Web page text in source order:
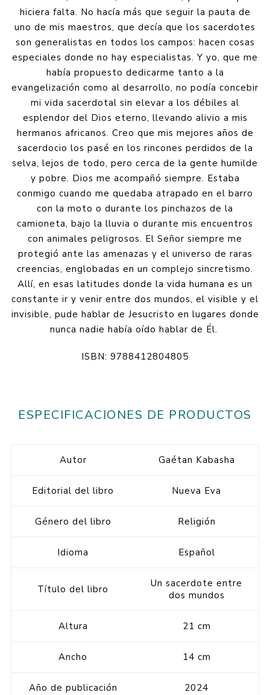
hiciera falta. No hacía más que seguir la pauta de
uno de mis maestros, que decía que los sacerdotes
son generalistas en todos los campos: hacen cosas
especiales donde no hay especialistas. Y yo, que me
había propuesto dedicarme tanto a la
evangelización como al desarrollo, no podía concebir
mi vida sacerdotal sin elevar a los débiles al
esplendor del Dios eterno, llevando alivio a mis
hermanos africanos. Creo que mis mejores años de
sacerdocio los pasé en los rincones perdidos de la
selva, lejos de todo, pero cerca de la gente humilde
y pobre. Dios me acompañó siempre. Estaba
conmigo cuando me quedaba atrapado en el barro
con la moto o durante los pinchazos de la
camioneta, bajo la lluvia o durante mis encuentros
con animales peligrosos. El Señor siempre me
protegió ante las amenazas y el universo de raras
creencias, englobadas en un complejo sincretismo.
Allí, en esas latitudes donde la vida humana es un
constante ir y venir entre dos mundos, el visible y el
invisible, pude hablar de Jesucristo en lugares donde
nunca nadie había oído hablar de Él.
ISBN: 9788412804805
ESPECIFICACIONES DE PRODUCTOS
Autor Gaétan Kabasha
Editorial del libro Nueva Eva
Género del libro Religión
Idioma Español
Título del libro
Un sacerdote entre
dos mundos
Altura 21 cm
Ancho 14 cm
Año de publicación 2024